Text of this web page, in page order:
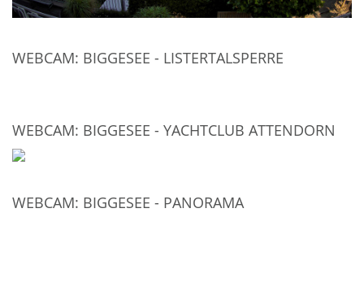
WEBCAM: BIGGESEE - LISTERTALSPERRE
WEBCAM: BIGGESEE - YACHTCLUB ATTENDORN
WEBCAM: BIGGESEE - PANORAMA